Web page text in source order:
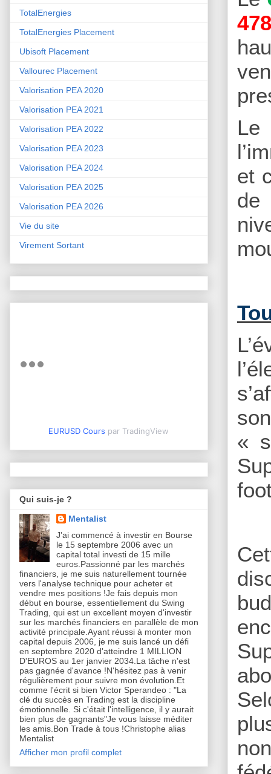
Le
et
de
«
TotalEnergies
TotalEnergies Placement
Ubisoft Placement
Vallourec Placement
Valorisation PEA 2020
Valorisation PEA 2021
Valorisation PEA 2022
Valorisation PEA 2023
Valorisation PEA 2024
Valorisation PEA 2025
Valorisation PEA 2026
Vie du site
Virement Sortant
EURUSD Cours par TradingView
Qui suis-je ?
Mentalist
J'ai commencé à investir en Bourse
le 15 septembre 2006 avec un
capital total investi de 15 mille
euros.Passionné par les marchés
financiers, je me suis naturellement tournée
vers l'analyse technique pour acheter et
vendre mes positions !Je fais depuis mon
début en bourse, essentiellement du Swing
Trading, qui est un excellent moyen d'investir
sur les marchés financiers en parallèle de mon
activité principale.Ayant réussi à monter mon
capital depuis 2006, je me suis lancé un défi
en septembre 2020 d'atteindre 1 MILLION
D'EUROS au 1er janvier 2034.La tâche n'est
pas gagnée d'avance !N'hésitez pas à venir
régulièrement pour suivre mon évolution.Et
comme l'écrit si bien Victor Sperandeo : "La
clé du succès en Trading est la discipline
émotionnelle. Si c'était l'intelligence, il y aurait
bien plus de gagnants"Je vous laisse méditer
les amis.Bon Trade à tous !Christophe alias
Mentalist
Afficher mon profil complet